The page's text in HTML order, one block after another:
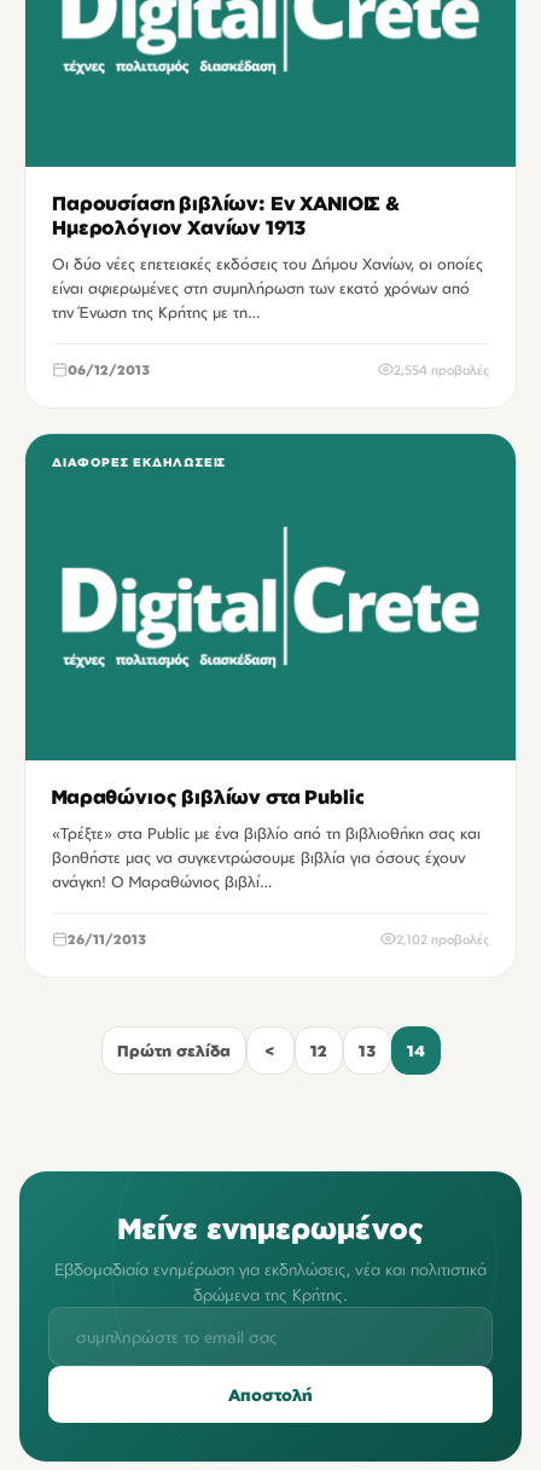
Παρουσίαση βιβλίων: Εν ΧΑΝΙΟΙΣ &
Ημερολόγιον Χανίων 1913
Οι δύο νέες επετειακές εκδόσεις του Δήμου Χανίων, οι οποίες
είναι αφιερωμένες στη συμπλήρωση των εκατό χρόνων από
την Ένωση της Κρήτης με τη…
06/12/2013 2,554 προβολές
ΔΙΆΦΟΡΕΣ ΕΚΔΗΛΏΣΕΙΣ
Μαραθώνιος βιβλίων στα Public
«Τρέξτε» στα Public με ένα βιβλίο από τη βιβλιοθήκη σας και
βοηθήστε μας να συγκεντρώσουμε βιβλία για όσους έχουν
ανάγκη! Ο Μαραθώνιος βιβλί…
26/11/2013 2,102 προβολές
Πρώτη σελίδα < 12 13 14
Μείνε ενημερωμένος
Εβδομαδιαία ενημέρωση για εκδηλώσεις, νέα και πολιτιστικά
δρώμενα της Κρήτης.
Αποστολή